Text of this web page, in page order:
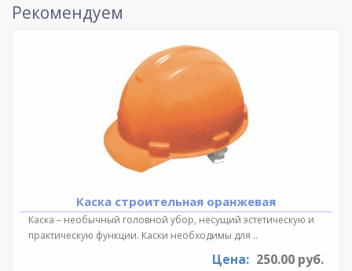
Рекомендуем
Каска строительная оранжевая
Каска – необычный головной убор, несущий эстетическую и
практическую функции. Каски необходимы для ..
Цена: 250.00 руб.